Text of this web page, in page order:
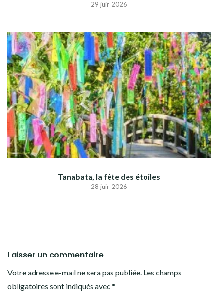
29 juin 2026
Tanabata, la fête des étoiles
28 juin 2026
Laisser un commentaire
Votre adresse e-mail ne sera pas publiée. Les champs
obligatoires sont indiqués avec *